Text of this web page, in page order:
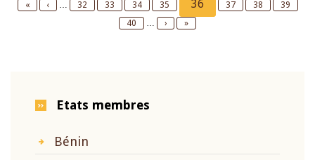
First
«
Previous
‹ … Page
32 Page
33 Page
34 Page
35
Current
page
36 Page
37 Page
38 Page
39
Page
40 …
Next
›
Last
»
Etats membres
Bénin